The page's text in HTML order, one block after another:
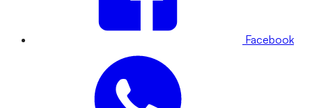
Facebook